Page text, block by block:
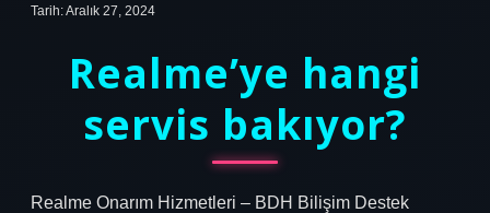
Tarih: Aralık 27, 2024
Realme’ye hangi
servis bakıyor?
Realme Onarım Hizmetleri – BDH Bilişim Destek